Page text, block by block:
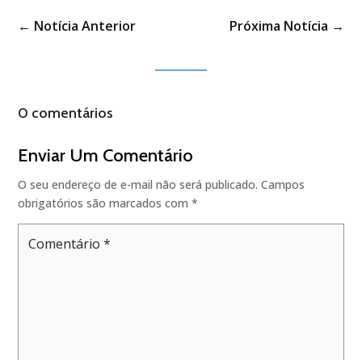
← Notícia Anterior Próxima Notícia →
0 comentários
Enviar Um Comentário
O seu endereço de e-mail não será publicado. Campos
obrigatórios são marcados com*